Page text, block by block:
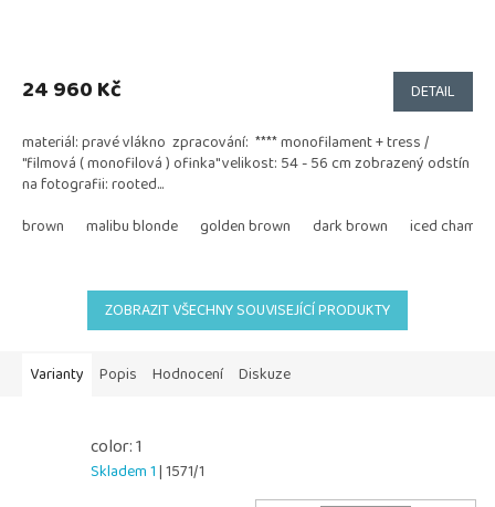
24 960 Kč DETAIL
materiál: pravé vlákno zpracování: **** monofilament + tress /
"filmová ( monofilová ) ofinka" velikost: 54 - 56 cm zobrazený odstín
na fotografii: rooted...
brown
malibu blonde golden brown dark brown iced
ZOBRAZIT VŠECHNY SOUVISEJÍCÍ PRODUKTY
Varianty Popis Hodnocení Diskuze
color: 1
Skladem 1| 1571/1